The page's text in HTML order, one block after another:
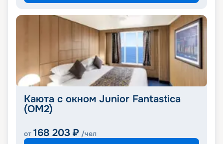
Каюта с окном Junior Fantastica
(OM2)
от 168 203 ₽ /чел